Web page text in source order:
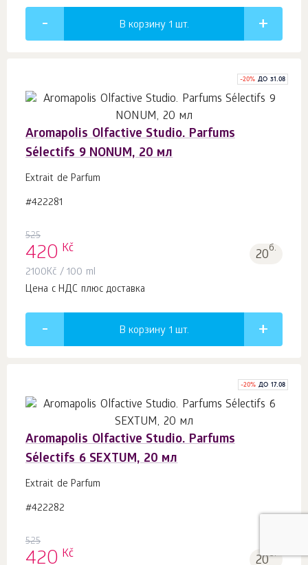
В корзину 1 шт.
-20% ДО 31.08
Aromapolis Olfactive Studio. Parfums
Sélectifs 9 NONUM, 20 мл
Extrait de Parfum
#422281
525
420 Kč 20б.
2100Kč / 100 ml
Цена с НДС плюс доставка
В корзину 1 шт.
-20% ДО 17.08
Aromapolis Olfactive Studio. Parfums
Sélectifs 6 SEXTUM, 20 мл
Extrait de Parfum
#422282
525
420 Kč 20б.